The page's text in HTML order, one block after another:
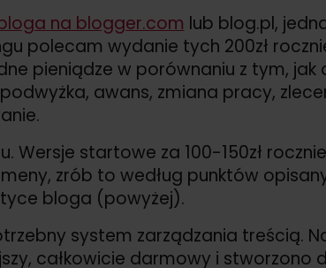
na blogger.com lub blog.pl,
polecam wydanie tych 200zł
pieniądze w porównaniu z tym, jak
awans, zmiana pracy,
startowe za 100-150zł
zrób to według punktów
bloga (powyżej).
system zarządzania treścią.
całkowicie darmowy i stworzono